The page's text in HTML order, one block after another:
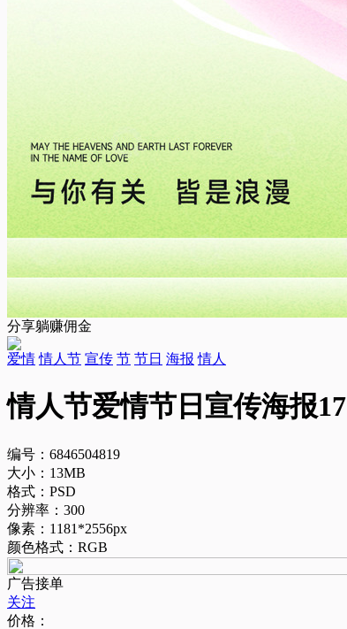
分享躺赚佣金
爱情 情人节 宣传 节 节日 海报 情人
情人节爱情节日宣传海报17
编号：6846504819
大小：13MB
格式：PSD
分辨率：300
像素：1181*2556px
颜色格式：RGB
广告接单
关注
价格：